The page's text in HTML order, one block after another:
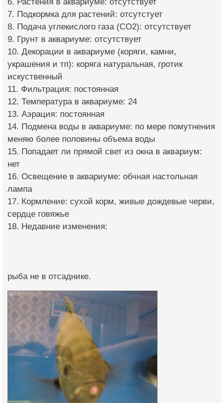
7. Подкормка для растений: отсутстует
8. Подача углекислого газа (CO2): отсутствует
9. Грунт в аквариуме: отсутствует
10. Декорации в аквариуме (коряги, камни,
украшения и тп): коряга натуральная, гротик
искуственный
11. Фильтрация: постоянная
12. Температура в аквариуме: 24
13. Аэрация: постоянная
14. Подмена воды в аквариуме: по мере помутнения
меняю более половины объема воды
15. Попадает ли прямой свет из окна в аквариум:
нет
16. Освещение в аквариуме: обчная настольная
лампа
17. Кормление: сухой корм, живые дождевые черви,
сердце говяжье
18. Недавние изменения:
рыба не в отсаднике.